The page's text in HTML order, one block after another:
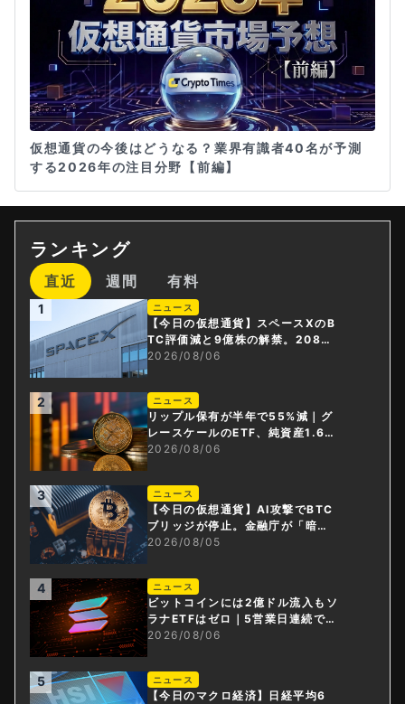
仮想通貨の今後はどうなる？業界有識者40名が予測
する2026年の注目分野【前編】
ランキング
直近 週間 有料
1 ニュース
【今日の仮想通貨】スペースXのB
TC評価減と9億株の解禁。208億
円相当のBTCが盗難
2026/08/06
2 ニュース
リップル保有が半年で55%減｜グ
レースケールのETF、純資産1.6億
ドル減
2026/08/06
3 ニュース
【今日の仮想通貨】AI攻撃でBTC
ブリッジが停止。金融庁が「暗号
資産・ステーブルコイン課」新設
2026/08/05
4 ニュース
ビットコインには2億ドル流入もソ
ラナETFはゼロ｜5営業日連続で停
止
2026/08/06
5 ニュース
【今日のマクロ経済】日経平均6